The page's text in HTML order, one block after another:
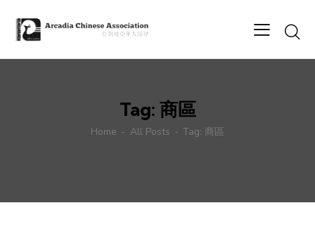
Tag: 商區
Home All Posts Tag: 商區